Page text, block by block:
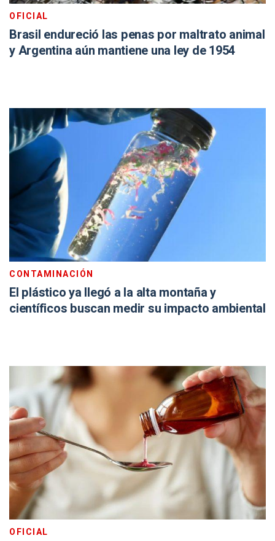
OFICIAL
Brasil endureció las penas por maltrato animal
y Argentina aún mantiene una ley de 1954
CONTAMINACIÓN
El plástico ya llegó a la alta montaña y
científicos buscan medir su impacto ambiental
OFICIAL